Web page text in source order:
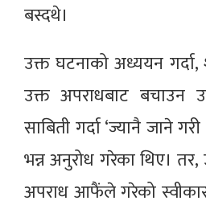
बस्दथे।
उक्त घटनाको अध्ययन
उक्त अपराधबाट बचाउन
साबिती गर्दा ‘ज्यानै जाने
भन्न अनुरोध गरेका थिए।
अपराध आफैंले गरेको स्वीकार